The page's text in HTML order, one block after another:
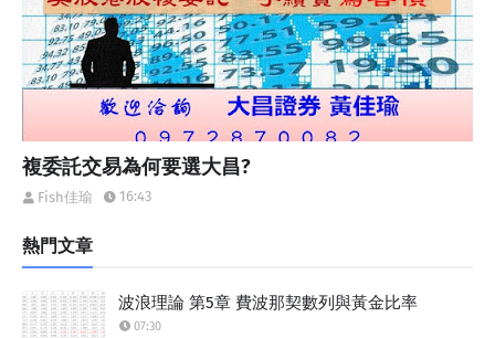
複委託交易為何要選大昌?
Fish佳瑜 16:43
熱門文章
波浪理論 第5章 費波那契數列與黃金比率
07:30